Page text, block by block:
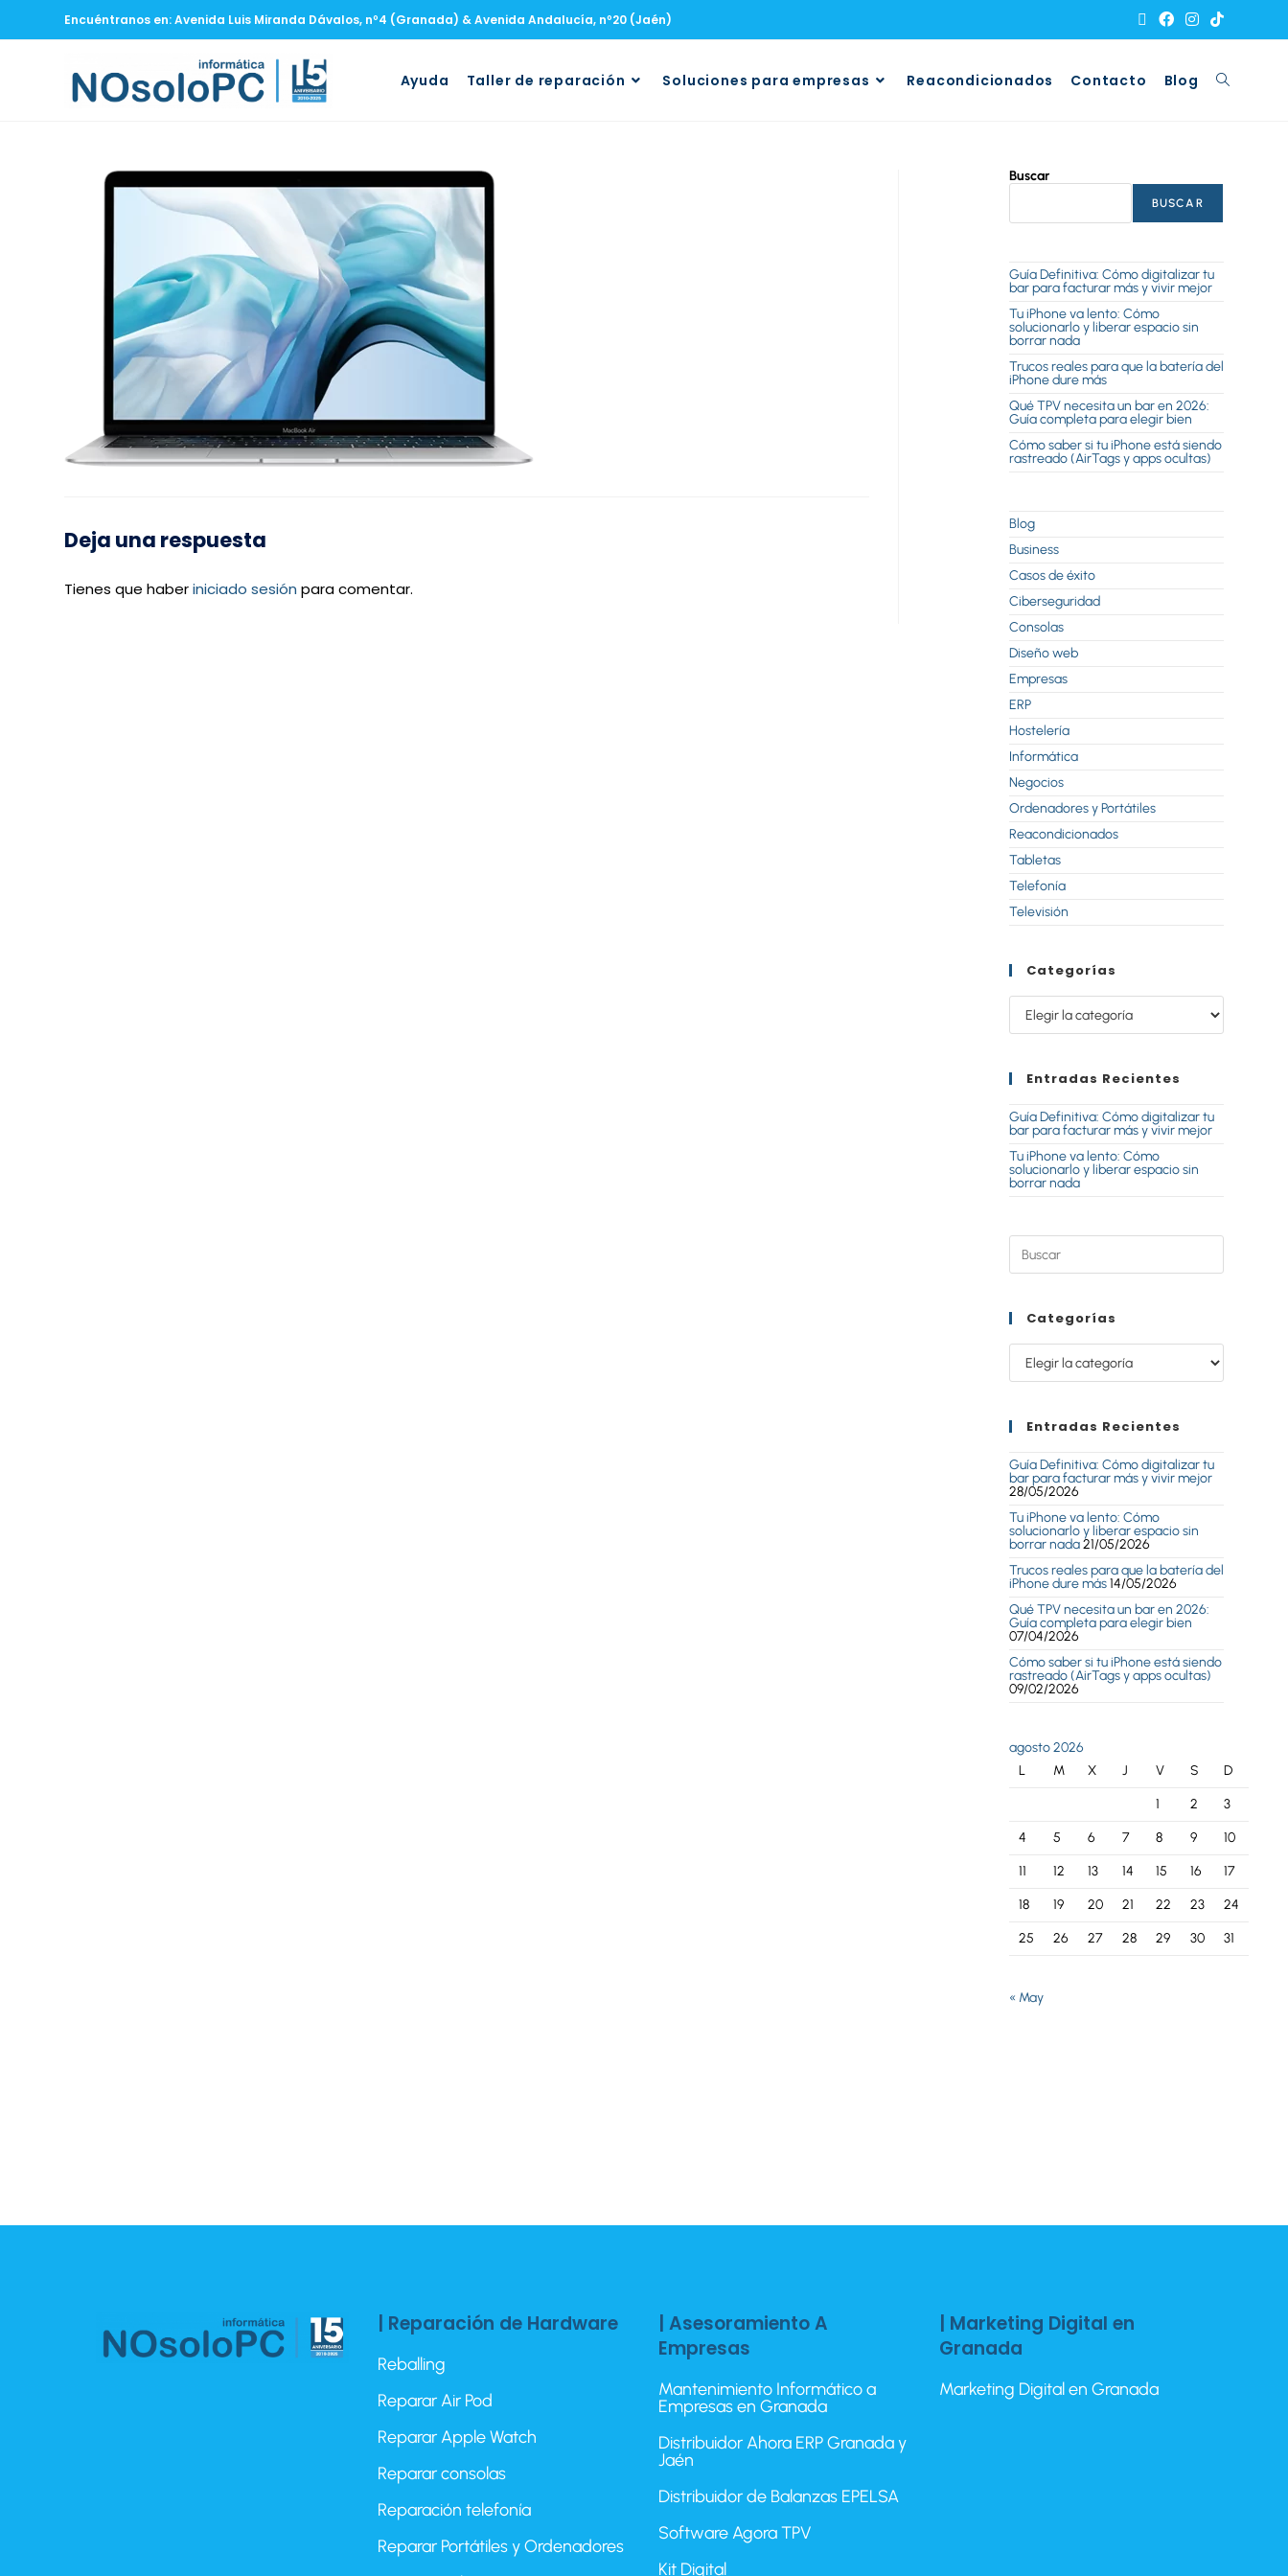
Encuéntranos en: Avenida Luis Miranda Dávalos, nº4 (Granada) & Avenida Andalucía, nº20 (Jaén)
Ayuda Taller de reparación Soluciones para empresas Reacondicionados Contacto Blog
Deja una respuesta
Tienes que haberiniciado sesión para comentar.
Buscar
BUSCAR
Guía Definitiva: Cómo digitalizar tu
bar para facturar más y vivir mejor
Tu iPhone va lento: Cómo
solucionarlo y liberar espacio sin
borrar nada
Trucos reales para que la batería del
iPhone dure más
Qué TPV necesita un bar en 2026:
Guía completa para elegir bien
Cómo saber si tu iPhone está siendo
rastreado (AirTags y apps ocultas)
Blog
Business
Casos de éxito
Ciberseguridad
Consolas
Diseño web
Empresas
ERP
Hostelería
Informática
Negocios
Ordenadores y Portátiles
Reacondicionados
Tabletas
Telefonía
Televisión
Categorías
Entradas Recientes
Guía Definitiva: Cómo digitalizar tu
bar para facturar más y vivir mejor
Tu iPhone va lento: Cómo
solucionarlo y liberar espacio sin
borrar nada
Categorías
Entradas Recientes
Guía Definitiva: Cómo digitalizar tu
bar para facturar más y vivir mejor
28/05/2026
Tu iPhone va lento: Cómo
solucionarlo y liberar espacio sin
borrar nada21/05/2026
Trucos reales para que la batería del
iPhone dure más14/05/2026
Qué TPV necesita un bar en 2026:
Guía completa para elegir bien
07/04/2026
Cómo saber si tu iPhone está siendo
rastreado (AirTags y apps ocultas)
09/02/2026
agosto 2026
L
M X J V S D
1 2 3
4 5 6 7 8 9 10
11 12 13 14 15 16 17
18 19 20 21 22 23 24
25 26 27 28 29 30 31
« May
| Reparación de Hardware
Reballing
Reparar Air Pod
Reparar Apple Watch
Reparar consolas
Reparación telefonía
Reparar Portátiles y Ordenadores
| Asesoramiento A
Empresas
Mantenimiento Informático a
Empresas en Granada
Distribuidor Ahora ERP Granada y
Jaén
Distribuidor de Balanzas EPELSA
Software Agora TPV
Kit Digital
| Marketing Digital en
Granada
Marketing Digital en Granada